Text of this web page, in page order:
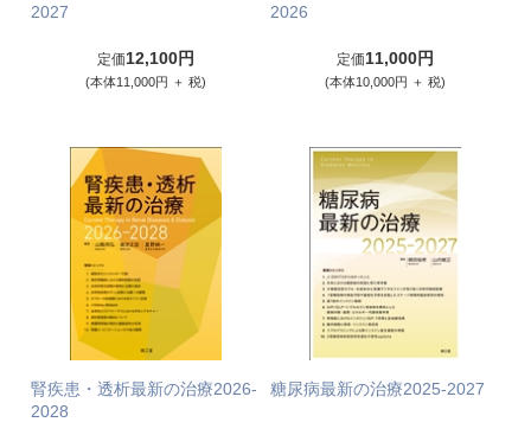
2027
定価12,100円
(本体11,000円 ＋ 税)
2026
定価11,000円
(本体10,000円 ＋ 税)
腎疾患・透析最新の治療2026-
2028
糖尿病最新の治療2025-2027